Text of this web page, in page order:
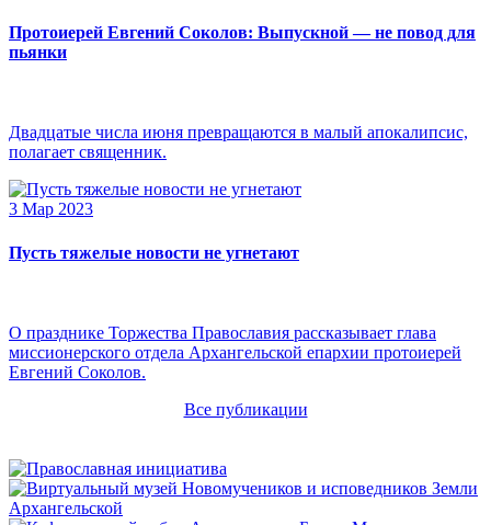
Протоиерей Евгений Соколов: Выпускной — не повод для
пьянки
Двадцатые числа июня превращаются в малый апокалипсис,
полагает священник.
3 Мар 2023
Пусть тяжелые новости не угнетают
О празднике Торжества Православия рассказывает глава
миссионерского отдела Архангельской епархии протоиерей
Евгений Соколов.
Все публикации